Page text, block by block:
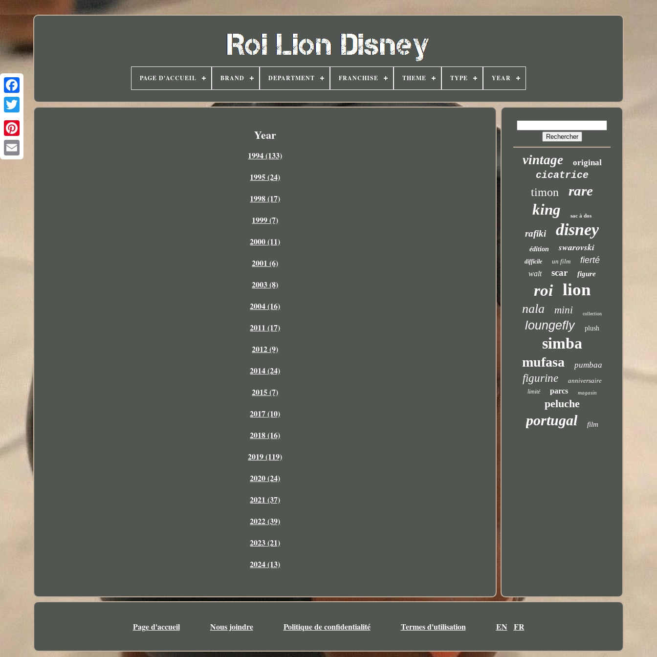
PAGE D'ACCUEIL BRAND DEPARTMENT FRANCHISE THEME TYPE YEAR
Year
1994 (133)
1995 (24)
1998 (17)
1999 (7)
2000 (11)
2001 (6)
2003 (8)
2004 (16)
2011 (17)
2012 (9)
2014 (24)
2015 (7)
2017 (10)
2018 (16)
2019 (119)
2020 (24)
2021 (37)
2022 (39)
2023 (21)
2024 (13)
vintage original
cicatrice
timon rare
king sac à dos
rafiki disney
édition swarovski
difficile un film fierté
walt scar figure
roi lion
nala mini collection
loungefly plush
simba
mufasa pumbaa
figurine anniversaire
limité parcs magasin
peluche
portugal film
Page d'accueil Nous joindre Politique de confidentialité Termes d'utilisation EN FR